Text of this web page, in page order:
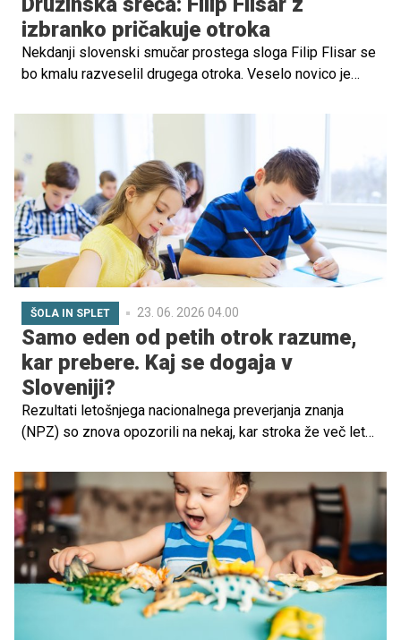
izbranko pričakuje otroka
Nekdanji slovenski smučar prostega sloga Filip Flisar se
bo kmalu razveselil drugega otroka. Veselo novico je
objavil fotografijo s partnerko, na kateri je jasno razvidno,
ŠOLA IN SPLET 23. 06. 2026 04.00
Samo eden od petih otrok razume,
kar prebere. Kaj se dogaja v
Sloveniji?
Rezultati letošnjega nacionalnega preverjanja znanja
(NPZ) so znova opozorili na nekaj, kar stroka že več let
šolskega sistema: bralna pismenost otrok pada ali
stagnira, pri najmlajših pa se težave kažejo zelo zgodaj.